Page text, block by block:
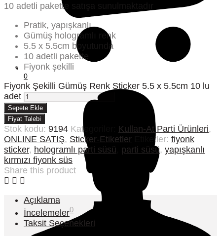
0
10 adetli pakette satışa sunulmaktadır
Pratik, yapışkanlı
Gümüş hologramlı renk
5.5 x 5.5cm boyutunda
10 adetli pakette
Fiyonk şekilli
Fiyonk Şekilli Gümüş Renk Sticker 5.5 x 5.5cm 10 lu
adet
Sepete Ekle
Fiyat Talebi
Stok kodu: 9194 Kategoriler: Kullan-At Parti Ürünleri,
ONLINE SATIŞ, Sticker-Etiketler Etiketler: fiyonk
sticker, hologramlı parti süsü parti süsü, yapışkanlı
kırmızı fiyonk süs
Share this product
Açıklama
İncelemeler0
Taksit Seçenekleri